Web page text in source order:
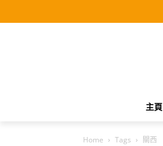
主頁
Home Tags 關西